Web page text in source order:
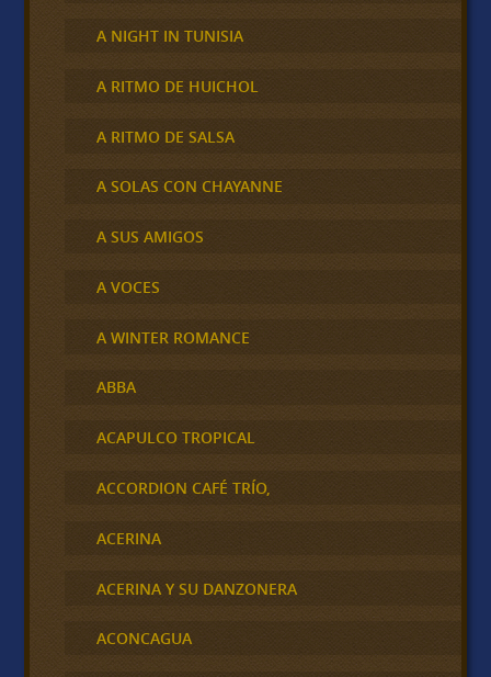
A NIGHT IN TUNISIA
A RITMO DE HUICHOL
A RITMO DE SALSA
A SOLAS CON CHAYANNE
A SUS AMIGOS
A VOCES
A WINTER ROMANCE
ABBA
ACAPULCO TROPICAL
ACCORDION CAFÉ TRÍO,
ACERINA
ACERINA Y SU DANZONERA
ACONCAGUA